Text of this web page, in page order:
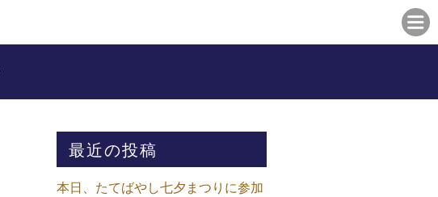
最近の投稿
本日、たてばやし七夕まつりに参加